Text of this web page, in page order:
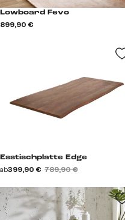
Lowboard Fevo
899,90 €
Esstischplatte Edge
ab399,90 € 789,90 €